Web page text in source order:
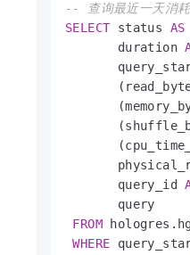
-- 查询最近一天消
SELECT status AS
       duration
       query_id
       query
FROM
WHERE